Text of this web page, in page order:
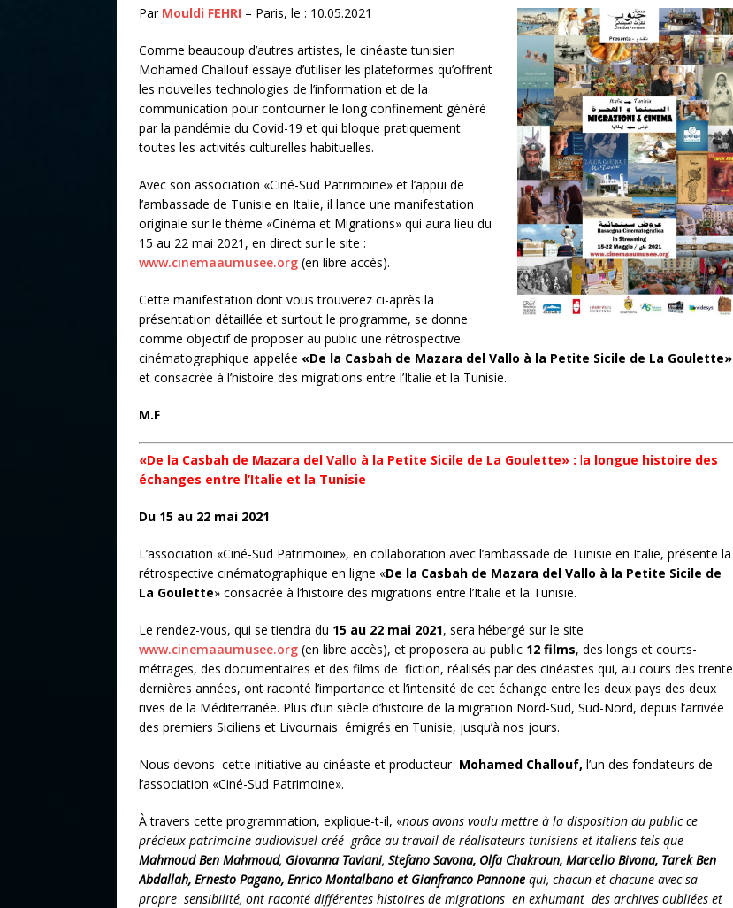
Par Mouldi FEHRI – Paris, le : 10.05.2021
Comme beaucoup d’autres artistes, le cinéaste tunisien
Mohamed Challouf essaye d’utiliser les plateformes qu’offrent
les nouvelles technologies de l’information et de la
communication pour contourner le long confinement généré
par la pandémie du Covid-19 et qui bloque pratiquement
toutes les activités culturelles habituelles.
Avec son association «Ciné-Sud Patrimoine» et l’appui de
l’ambassade de Tunisie en Italie, il lance une manifestation
originale sur le thème «Cinéma et Migrations» qui aura lieu du
15 au 22 mai 2021, en direct sur le site :
www.cinemaaumusee.org (en libre accès).
Cette manifestation dont vous trouverez ci-après la
présentation détaillée et surtout le programme, se donne
comme objectif de proposer au public une rétrospective
cinématographique appelée «De la Casbah de Mazara del Vallo à la Petite Sicile de La Goulette»
et consacrée à l’histoire des migrations entre l’Italie et la Tunisie.
M.F
«De la Casbah de Mazara del Vallo à la Petite Sicile de La Goulette» : la longue histoire des
échanges entre l’Italie et la Tunisie
Du 15 au 22 mai 2021
L’association «Ciné-Sud Patrimoine», en collaboration avec l’ambassade de Tunisie en Italie, présente la
rétrospective cinématographique en ligne «De la Casbah de Mazara del Vallo à la Petite Sicile de
La Goulette» consacrée à l’histoire des migrations entre l’Italie et la Tunisie.
Le rendez-vous, qui se tiendra du 15 au 22 mai 2021, sera hébergé sur le site
www.cinemaaumusee.org (en libre accès), et proposera au public 12 films, des longs et courts-
métrages, des documentaires et des films de fiction, réalisés par des cinéastes qui, au cours des trente
dernières années, ont raconté l’importance et l’intensité de cet échange entre les deux pays des deux
rives de la Méditerranée. Plus d’un siècle d’histoire de la migration Nord-Sud, Sud-Nord, depuis l’arrivée
des premiers Siciliens et Livournais émigrés en Tunisie, jusqu’à nos jours.
Nous devons cette initiative au cinéaste et producteur Mohamed Challouf, l’un des fondateurs de
l’association «Ciné-Sud Patrimoine».
À travers cette programmation, explique-t-il, «nous avons voulu mettre à la disposition du public ce
précieux patrimoine audiovisuel créé grâce au travail de réalisateurs tunisiens et italiens tels que
Mahmoud Ben Mahmoud, Giovanna Taviani, Stefano Savona, Olfa Chakroun, Marcello Bivona, Tarek Ben
Abdallah, Ernesto Pagano, Enrico Montalbano et Gianfranco Pannone qui, chacun et chacune avec sa
propre sensibilité, ont raconté différentes histoires de migrations en exhumant des archives oubliées et